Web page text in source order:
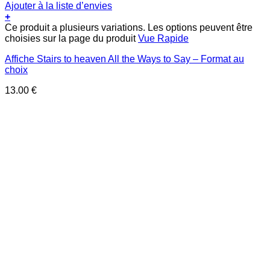
Ajouter à la liste d’envies
+
Ce produit a plusieurs variations. Les options peuvent être
choisies sur la page du produitVue Rapide
Affiche Stairs to heaven All the Ways to Say – Format au
choix
13.00 €